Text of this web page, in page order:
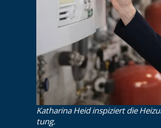
Katharina Heid inspiziert die
tung.